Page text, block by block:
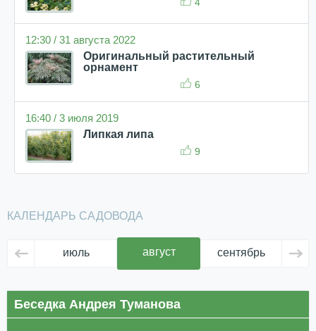
12:30 / 31 августа 2022
Оригинальный растительный
орнамент
6
16:40 / 3 июля 2019
Липкая липа
9
КАЛЕНДАРЬ САДОВОДА
июль август сентябрь
Беседка Андрея Туманова